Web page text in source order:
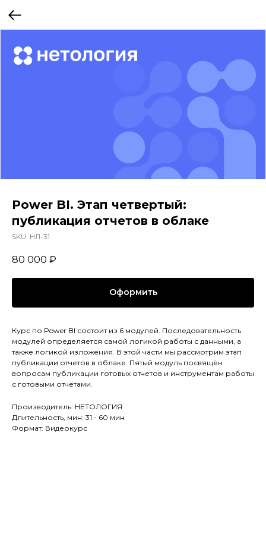
Power BI. Этап четвертый:
публикация отчетов в облаке
SKU: НЛ-31
80 000 ₽
Оформить
Курс по Power BI состоит из 6 модулей. Последовательность
модулей определяется самой логикой работы с данными, а
также логикой изложения. В этой части мы рассмотрим этап
публикации отчетов в облаке. Пятый модуль посвящён
вопросам публикации готовых отчетов и инструментам работы
с готовыми отчетами.
Производитель: НЕТОЛОГИЯ
Длительность, мин: 31 - 60 мин
Формат: Видеокурс